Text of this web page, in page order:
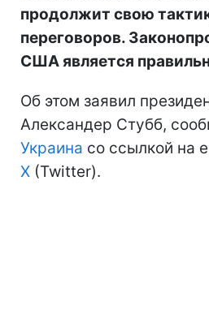
продолжит свою
переговоров.
США является
Об этом заявил
Александер Стубб,
Украина со ссылкой на
Х (Twitter).